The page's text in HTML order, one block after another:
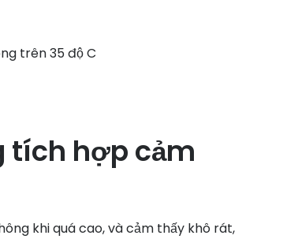
trên 35 độ C
tích hợp cảm
khi quá cao, và cảm thấy khô rát,